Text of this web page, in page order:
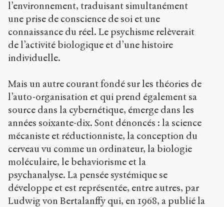
l’environnement, traduisant simultanément
une prise de conscience de soi et une
connaissance du réel. Le psychisme relèverait
de l’activité biologique et d’une histoire
individuelle.
Mais un autre courant fondé sur les théories de
l’auto-organisation et qui prend également sa
source dans la cybernétique, émerge dans les
années soixante-dix. Sont dénoncés : la science
mécaniste et réductionniste, la conception du
cerveau vu comme un ordinateur, la biologie
moléculaire, le behaviorisme et la
psychanalyse. La pensée systémique se
développe et est représentée, entre autres, par
Ludwig von Bertalanffy qui, en 1968, a publié la